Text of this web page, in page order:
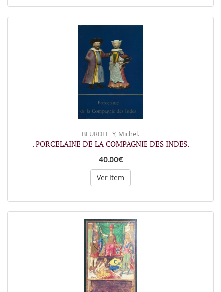
BEURDELEY, Michel.
. PORCELAINE DE LA COMPAGNIE DES INDES.
40.00€
Ver Item